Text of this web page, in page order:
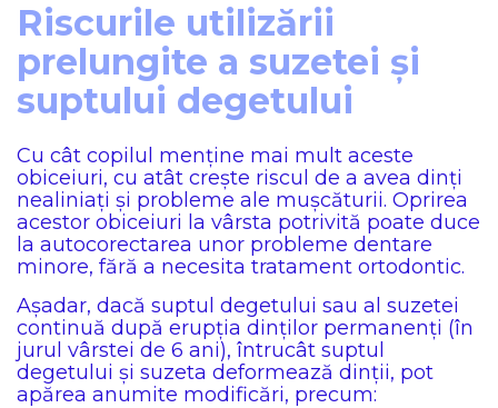
Riscurile utilizării
prelungite a suzetei și
suptului degetului
Cu cât copilul menține mai mult aceste
obiceiuri, cu atât crește riscul de a avea dinți
nealiniați și probleme ale mușcăturii. Oprirea
acestor obiceiuri la vârsta potrivită poate duce
la autocorectarea unor probleme dentare
minore, fără a necesita tratament ortodontic.
Așadar, dacă suptul degetului sau al suzetei
continuă după erupția dinților permanenți (în
jurul vârstei de 6 ani), întrucât suptul
degetului și suzeta deformează dinții, pot
apărea anumite modificări, precum: